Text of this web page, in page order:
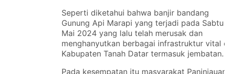
Seperti diketahui bahwa banjir bandang
Gunung Api Marapi yang terjadi pada Sabtu 11
Mai 2024 yang lalu telah merusak dan
menghanyutkan berbagai infrastruktur vital di
Kabupaten Tanah Datar termasuk jembatan.
Pada kesempatan itu masyarakat Paninjauan